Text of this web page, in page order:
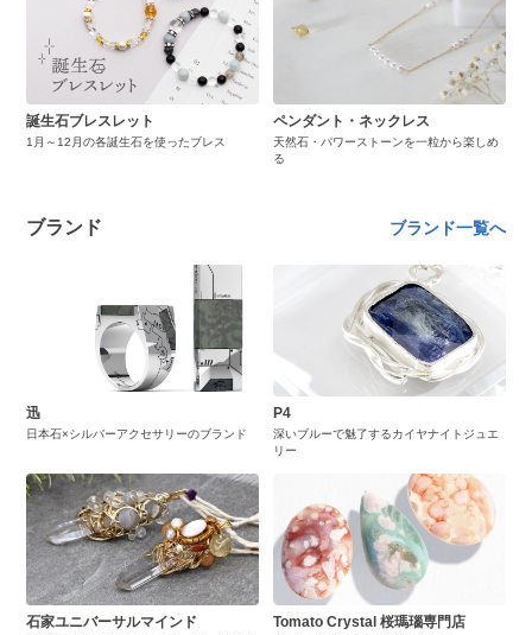
誕生石ブレスレット
1月～12月の各誕生石を使ったブレス
ペンダント・ネックレス
天然石・パワーストーンを一粒から楽しめ
る
ブランド ブランド一覧へ
迅
日本石×シルバーアクセサリーのブランド
P4
深いブルーで魅了するカイヤナイトジュエ
リー
石家ユニバーサルマインド Tomato Crystal 桜瑪瑙専門店